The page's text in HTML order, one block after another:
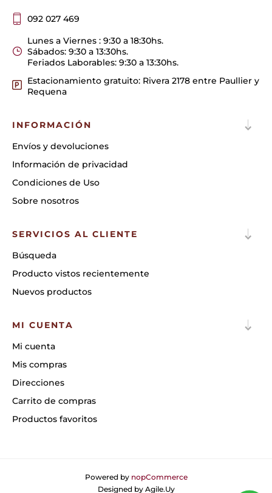
092 027 469
Lunes a Viernes : 9:30 a 18:30hs.
Sábados: 9:30 a 13:30hs.
Feriados Laborables: 9:30 a 13:30hs.
Estacionamiento gratuito: Rivera 2178 entre Paullier y
Requena
INFORMACIÓN
Envíos y devoluciones
Información de privacidad
Condiciones de Uso
Sobre nosotros
SERVICIOS AL CLIENTE
Búsqueda
Producto vistos recientemente
Nuevos productos
MI CUENTA
Mi cuenta
Mis compras
Direcciones
Carrito de compras
Productos favoritos
Powered by nopCommerce
Designed by Agile.Uy